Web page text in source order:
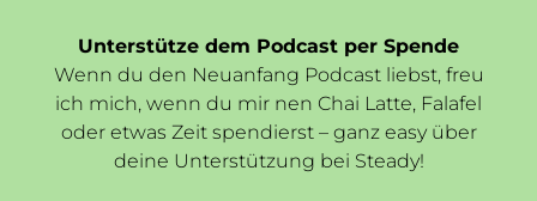
Unterstütze dem Podcast per Spende
Wenn du den Neuanfang Podcast liebst, freu
ich mich, wenn du mir nen Chai Latte, Falafel
oder etwas Zeit spendierst – ganz easy über
deine Unterstützung bei Steady!